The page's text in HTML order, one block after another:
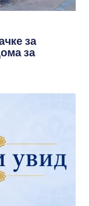
за
за